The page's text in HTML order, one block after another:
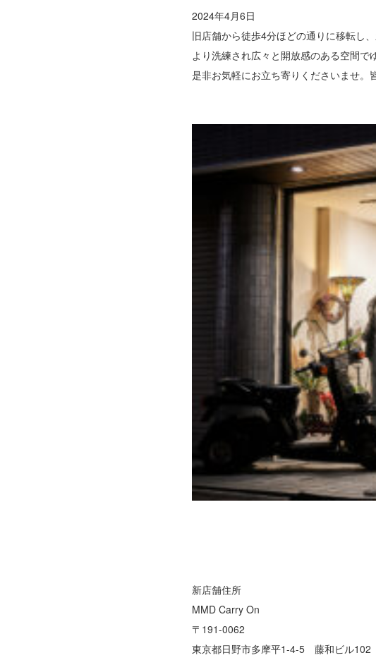
2024年4月6日
旧店舗から徒歩4分ほどの通りに移転し
より洗練され広々と開放感のある空間
是非お気軽にお立ち寄りくださいませ。
新店舗住所
MMD Carry On
〒191-0062
東京都日野市多摩平1-4-5 藤和ビル102